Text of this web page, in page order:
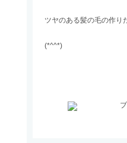
ツヤのある髪の毛の作り
(*^^*)